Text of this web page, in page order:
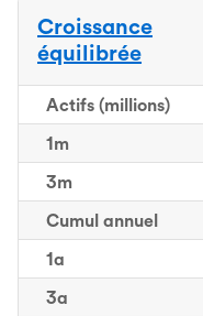
Croissance
équilibrée
Actifs (millions)
1m
1 mois
3m
3 mois
Cumul annuel
1a
3a